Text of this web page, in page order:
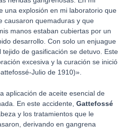
una explosión en mi laboratorio que
causaron quemaduras y que
manos estaban cubiertas por un
desarrollo. Con solo un enjuague
de gasificación se detuvo. Este
excesiva y la curación se inició
Julio de 1910)».
aplicación de aceite esencial de
En este accidente, Gattefossé
y los tratamientos que le
derivando en gangrena